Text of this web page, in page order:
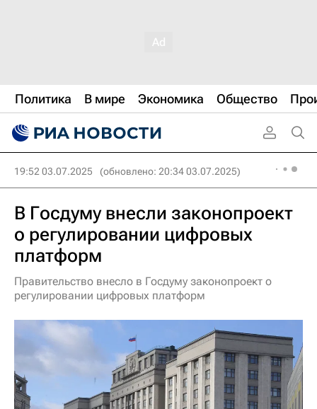
Политика В мире Экономика Общество
19:52 03.07.2025 (обновлено: 20:34 03.07.2025)
В Госдуму внесли законопроект
о регулировании цифровых
платформ
Правительство внесло в Госдуму законопроект о
регулировании цифровых платформ